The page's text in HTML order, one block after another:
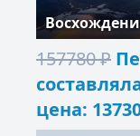
157780₽
цена: